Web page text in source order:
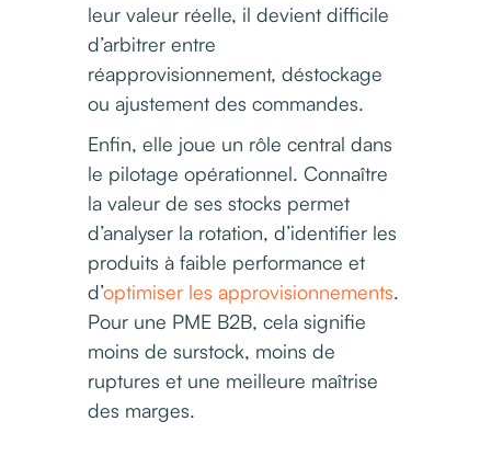
leur valeur réelle, il devient difficile
d’arbitrer entre
réapprovisionnement, déstockage
ou ajustement des commandes.
Enfin, elle joue un rôle central dans
le pilotage opérationnel. Connaître
la valeur de ses stocks permet
d’analyser la rotation, d’identifier les
produits à faible performance et
d’optimiser les approvisionnements.
Pour une PME B2B, cela signifie
moins de surstock, moins de
ruptures et une meilleure maîtrise
des marges.